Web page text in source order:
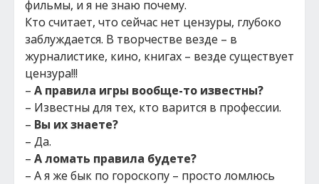
фильмы, и я не знаю почему.
Кто считает, что сейчас нет цензуры, глубоко
заблуждается. В творчестве везде – в
журналистике, кино, книгах – везде существует
цензура!!!
– А правила игры вообще-то известны?
– Известны для тех, кто варится в профессии.
– Вы их знаете?
– Да.
– А ломать правила будете?
– А я же бык по гороскопу – просто ломлюсь